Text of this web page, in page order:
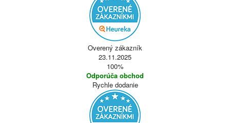
Overený zákazník
23.11.2025
100%
Odporúča obchod
Rychle dodanie